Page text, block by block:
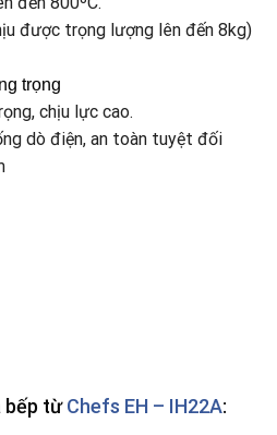
được trọng lượng lên đến 8kg)
trọng
chịu lực cao.
dò điện, an toàn tuyệt đối
bếp từChefs EH – IH22A: